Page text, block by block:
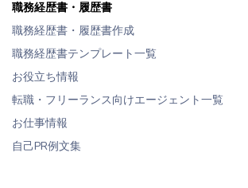
職務経歴書・履歴書
職務経歴書・履歴書作成
職務経歴書テンプレート一覧
お役立ち情報
転職・フリーランス向けエージェント一覧
お仕事情報
自己PR例文集